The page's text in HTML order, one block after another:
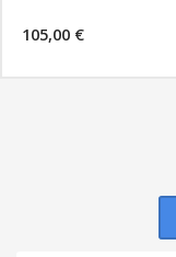
105,00 €